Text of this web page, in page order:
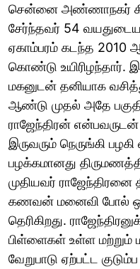
சென்னை அண்ணாநகர்
சேர்ந்தவர் 54
ஏகாம்பரம் கடந்த
கொண்டு உயிரிழந்தார்.
மகனுடன் தனியாக
ஆண்டு முதல் அதே
ராஜேந்திரன்
இருவரும் நெருங்கி
பழக்கமானது
முதியவர்
கணவன் மனைவி போல்
தெரிகிறது.
பிள்ளைகள் உள்ள மற்றும்
வேறுபாடு ஏற்பட்ட